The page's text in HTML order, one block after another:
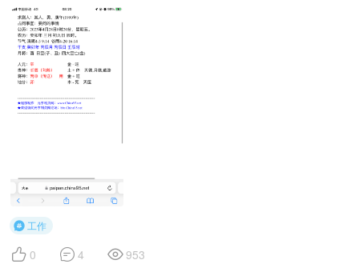
 工作
 0  4 953